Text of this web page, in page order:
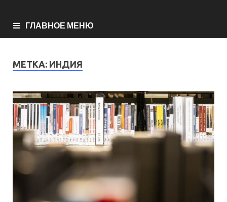
ГЛАВНОЕ МЕНЮ
МЕТКА: ИНДИЯ